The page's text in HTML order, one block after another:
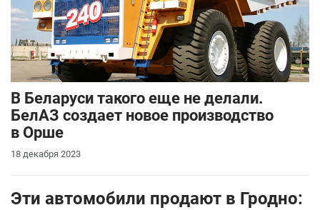
В Беларуси такого еще не делали.
БелАЗ создает новое производство
в Орше
18 декабря 2023
Эти автомобили продают в Гродно: